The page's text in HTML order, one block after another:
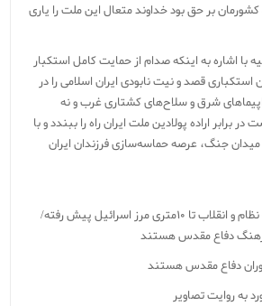
بر حق بود خداوند متعال این ملت را یاری
با اشاره به اینکه صدام از حمایت کامل استکبار
قصد و نیت نابودی ایران اسلامی را در
شرق و سلاح‌های کشتاری غرب و نه
برابر اراده پولادین ملت ایران راه را ببندد و با
میدان جنگ، عرصه حماسه‌سازی فرزندان ایران
آیت‌الله علم‌الهدی: قدرت نظام و انقلاب تا ۱۰متری مرز اسرائیل پیش رفته/
دفاع مقدس هستند
دفاع مقدس هستند
به روایت تصاویر